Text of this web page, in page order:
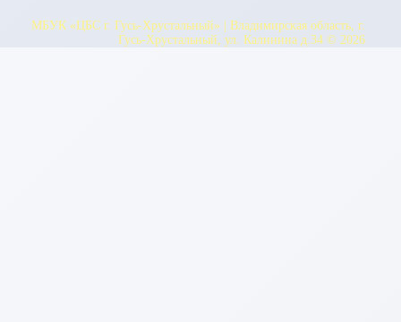
МБУК «ЦБС г. Гусь-Хрустальный» | Владимирская область, г.
Гусь-Хрустальный, ул. Калинина д.34 © 2026